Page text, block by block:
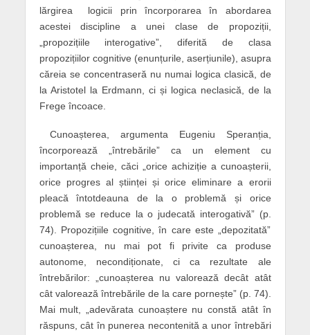
lărgirea logicii prin încorporarea în abordarea
acestei discipline a unei clase de propoziții,
„propozițiile interogative”, diferită de clasa
propozițiilor cognitive (enunțurile, aserțiunile), asupra
căreia se concentraseră nu numai logica clasică, de
la Aristotel la Erdmann, ci și logica neclasică, de la
Frege încoace.
Cunoașterea, argumenta Eugeniu Speranția,
încorporează „întrebările” ca un element cu
importanță cheie, căci „orice achiziție a cunoașterii,
orice progres al științei și orice eliminare a erorii
pleacă întotdeauna de la o problemă și orice
problemă se reduce la o judecată interogativă” (p.
74). Propozițiile cognitive, în care este „depozitată”
cunoașterea, nu mai pot fi privite ca produse
autonome, necondiționate, ci ca rezultate ale
întrebărilor: „cunoașterea nu valorează decât atât
cât valorează întrebările de la care pornește” (p. 74).
Mai mult, „adevărata cunoaștere nu constă atât în
răspuns, cât în punerea necontenită a unor întrebări